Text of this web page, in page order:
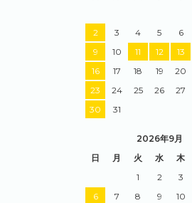
2
3 4 5 6
9
10 11 12 13
16
17 18 19 20
23
24 25 26 27
30
31
2026年9月
日
月 火 水 木
1
2 3
6
7 8 9 10